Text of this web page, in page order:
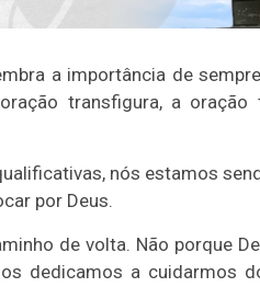
a importância de
transfigura, a
nós estamos
por Deus.
de volta. Não porque
dedicamos a cuidarmos